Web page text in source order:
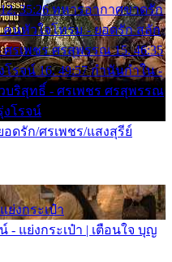
35:26 ทหารอากาศขาดรัก
คนหัวใจโทรม - ยอดรัก สลัก
ศรเพชร ศรสุพรรณ 15. 46:35
รจน์ 16. 49:57 กำนันกำใน -
บริสุทธิ์ - ศรเพชร ศรสุพรรณ
งโรจน์
ดรัก/ศรเพชร/แสงสุรีย์
ย่งกระเป๋า
- แย่งกระเป๋า | เตือนใจ บุญ